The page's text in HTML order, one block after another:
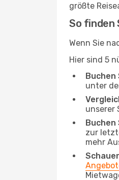
größte
So finden
Wenn Sie
Hier sind 5
Buchen
unter
unserer
Buchen
zur
mehr